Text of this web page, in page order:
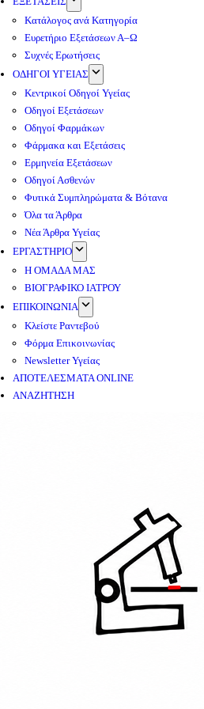
Κατάλογος ανά Κατηγορία
Ευρετήριο Εξετάσεων Α–Ω
Συχνές Ερωτήσεις
ΟΔΗΓΟΙ ΥΓΕΙΑΣ
Κεντρικοί Οδηγοί Υγείας
Οδηγοί Εξετάσεων
Οδηγοί Φαρμάκων
Φάρμακα και Εξετάσεις
Ερμηνεία Εξετάσεων
Οδηγοί Ασθενών
Φυτικά Συμπληρώματα & Βότανα
Όλα τα Άρθρα
Νέα Άρθρα Υγείας
ΕΡΓΑΣΤΗΡΙΟ
Η ΟΜΑΔΑ ΜΑΣ
ΒΙΟΓΡΑΦΙΚΟ ΙΑΤΡΟΥ
ΕΠΙΚΟΙΝΩΝΙΑ
Κλείστε Ραντεβού
Φόρμα Επικοινωνίας
Newsletter Υγείας
ΑΠΟΤΕΛΕΣΜΑΤΑ ONLINE
ΑΝΑΖΗΤΗΣΗ